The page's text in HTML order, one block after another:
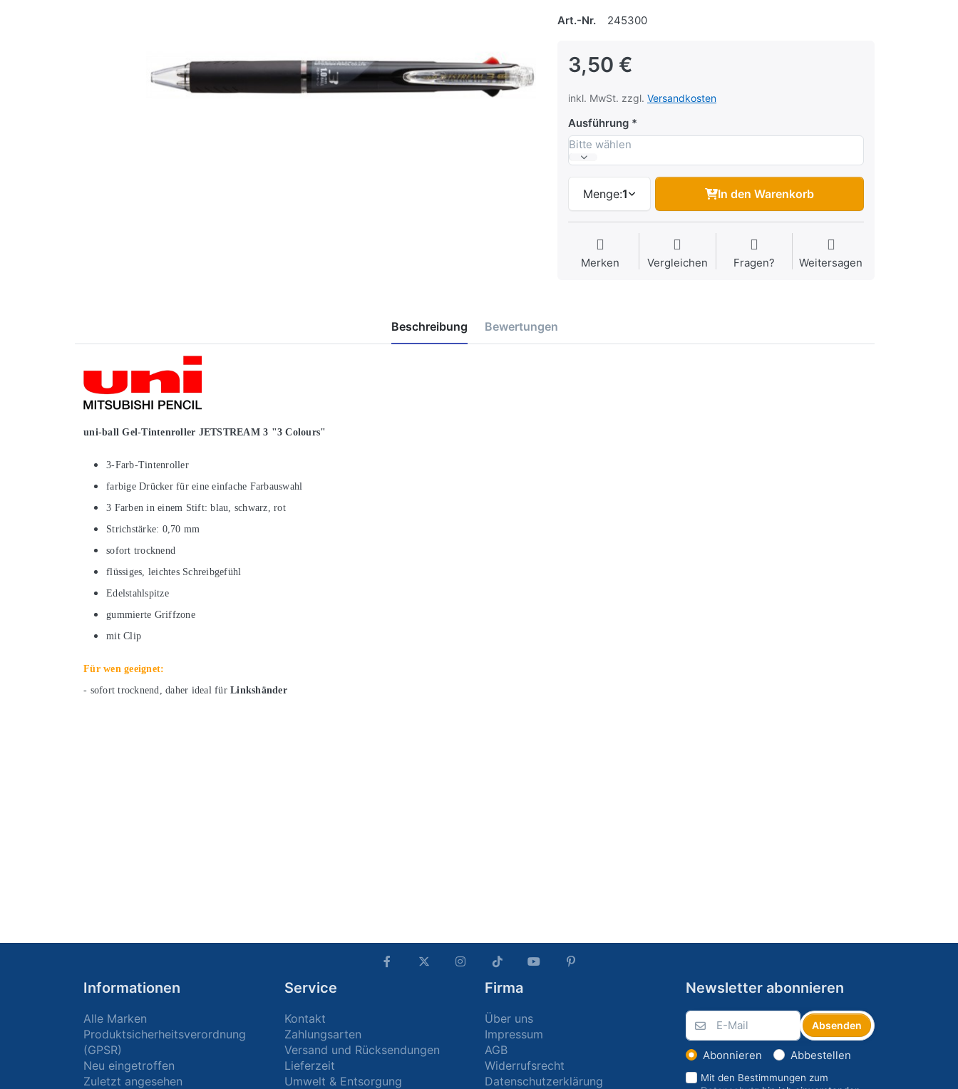
Art.-Nr. 245300
3,50 €
inkl. MwSt. zzgl. Versandkosten
Ausführung
Bitte wählen
Menge:1 In den Warenkorb
Merken Vergleichen Fragen? Weitersagen
Beschreibung Bewertungen
uni-ball Gel-Tintenroller JETSTREAM 3 "3 Colours"
3-Farb-Tintenroller
farbige Drücker für eine einfache Farbauswahl
3 Farben in einem Stift: blau, schwarz, rot
Strichstärke: 0,70 mm
sofort trocknend
flüssiges, leichtes Schreibgefühl
Edelstahlspitze
gummierte Griffzone
mit Clip
Für wen geeignet:
- sofort trocknend, daher ideal für Linkshänder
Informationen
Alle Marken
Produktsicherheitsverordnung
(GPSR)
Neu eingetroffen
Zuletzt angesehen
Service
Kontakt
Zahlungsarten
Versand und Rücksendungen
Lieferzeit
Umwelt & Entsorgung
Firma
Über uns
Impressum
AGB
Widerrufsrecht
Datenschutzerklärung
Newsletter abonnieren
Absenden
Abonnieren Abbestellen
Mit den Bestimmungen zum